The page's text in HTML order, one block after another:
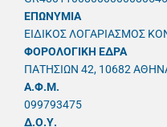
ΕΠΩΝΥΜΙΑ
ΕΙΔΙΚΟΣ ΛΟΓΑΡΙΑΣΜΟΣ
ΦΟΡΟΛΟΓΙΚΗ ΕΔΡΑ
ΠΑΤΗΣΙΩΝ 42, 10682
A.Φ.Μ.
099793475
Δ.Ο.Υ.